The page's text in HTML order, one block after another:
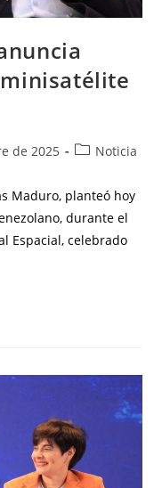
de 2025 Noticia
Maduro, planteó hoy
durante el
Espacial, celebrado